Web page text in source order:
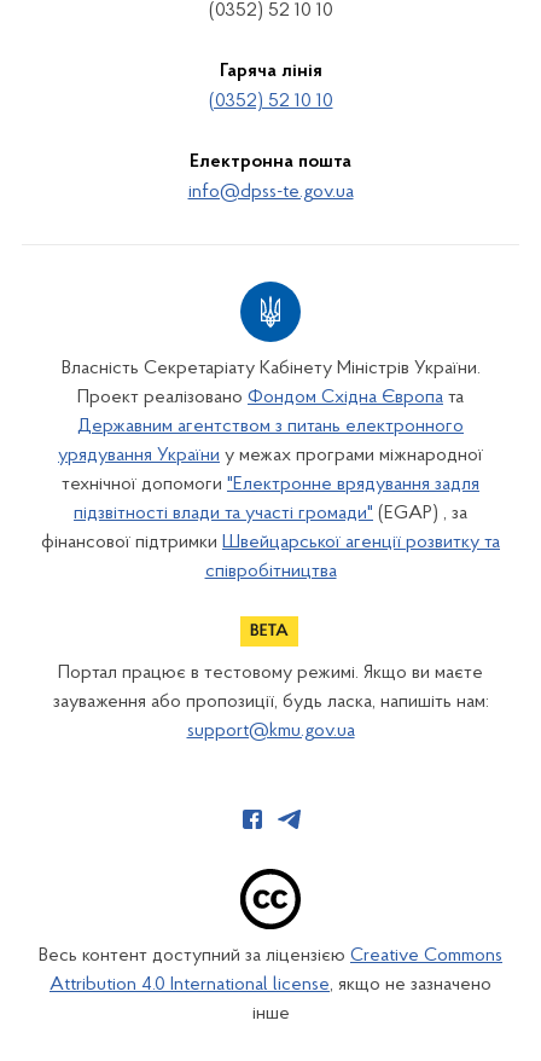
(0352) 52 10 10
Гаряча лінія
(0352) 52 10 10
Електронна пошта
info@dpss-te.gov.ua
Власність Секретаріату Кабінету Міністрів України.
Проект реалізовано Фондом Східна Європа та
Державним агентством з питань електронного
урядування України у межах програми міжнародної
технічної допомоги "Електронне врядування задля
підзвітності влади та участі громади" (EGAP) , за
фінансової підтримки Швейцарської агенції розвитку та
співробітництва
Портал працює в тестовому режимі. Якщо ви маєте
зауваження або пропозиції, будь ласка, напишіть нам:
support@kmu.gov.ua
Весь контент доступний за ліцензією Creative Commons
Attribution 4.0 International license, якщо не зазначено
інше